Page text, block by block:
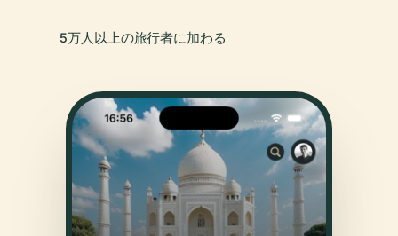
5万人以上の旅行者に加わる